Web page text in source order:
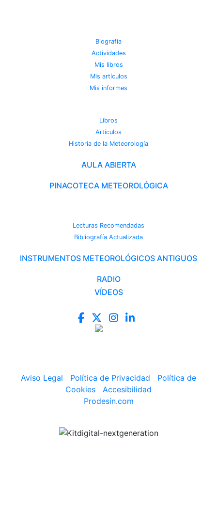
Biografía
Actividades
Mis libros
Mis artículos
Mis informes
Libros
Artículos
Historia de la Meteorología
AULA ABIERTA
PINACOTECA METEOROLÓGICA
Lecturas Recomendadas
Bibliografía Actualizada
INSTRUMENTOS METEOROLÓGICOS ANTIGUOS
RADIO
VÍDEOS
Aviso Legal Política de Privacidad
Política de
Cookies
Accesibilidad
Prodesin.com